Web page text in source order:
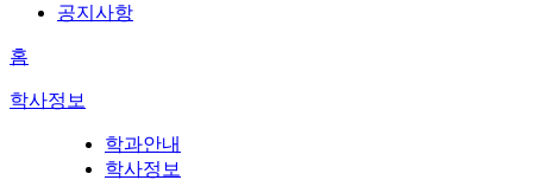
공지사항
홈
학사정보
학과안내
학사정보